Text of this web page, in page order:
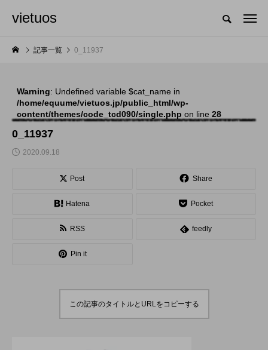
国内のジャグリング情報を収集・整理・発信するメディア
NEW POST
舞台
show~」、第２回公
いジャグリングの舞
2020.08.18
vietuos
記事一覧 0_11937
Warning: Undefined variable $cat_name in
/home/equume/vietuos.jp/public_html/wp-
content/themes/code_tcd090/single.php on line 28
0_11937
2020.09.18
Post Share
Hatena Pocket
RSS feedly
Pin it
この記事のタイトルとURLをコピーする